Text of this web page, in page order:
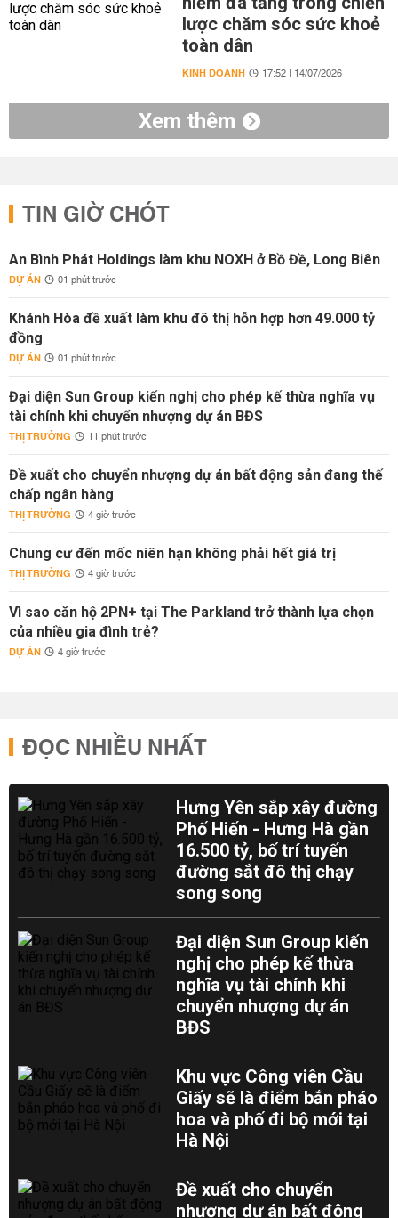
lược chăm sóc sức khoẻ
toàn dân
KINH DOANH 17:52 | 14/07/2026
Xem thêm
TIN GIỜ CHÓT
An Bình Phát Holdings làm khu NOXH ở Bồ Đề, Long Biên
DỰ ÁN 01 phút trước
Khánh Hòa đề xuất làm khu đô thị hỗn hợp hơn 49.000 tỷ
đồng
DỰ ÁN 01 phút trước
Đại diện Sun Group kiến nghị cho phép kế thừa nghĩa vụ
tài chính khi chuyển nhượng dự án BĐS
THỊ TRƯỜNG 11 phút trước
Đề xuất cho chuyển nhượng dự án bất động sản đang thế
chấp ngân hàng
THỊ TRƯỜNG 4 giờ trước
Chung cư đến mốc niên hạn không phải hết giá trị
THỊ TRƯỜNG 4 giờ trước
Vì sao căn hộ 2PN+ tại The Parkland trở thành lựa chọn
của nhiều gia đình trẻ?
DỰ ÁN 4 giờ trước
ĐỌC NHIỀU NHẤT
Hưng Yên sắp xây đường
Phố Hiến - Hưng Hà gần
16.500 tỷ, bố trí tuyến
đường sắt đô thị chạy
song song
Đại diện Sun Group kiến
nghị cho phép kế thừa
nghĩa vụ tài chính khi
chuyển nhượng dự án
BĐS
Khu vực Công viên Cầu
Giấy sẽ là điểm bắn pháo
hoa và phố đi bộ mới tại
Hà Nội
Đề xuất cho chuyển
nhượng dự án bất động